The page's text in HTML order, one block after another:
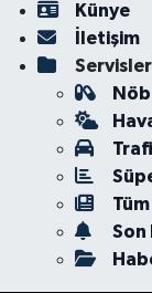
Künye
İletişim
Servisler
Son